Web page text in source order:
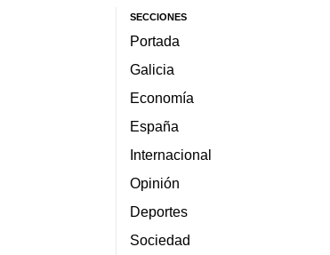
SECCIONES
Portada
Galicia
Economía
España
Internacional
Opinión
Deportes
Sociedad